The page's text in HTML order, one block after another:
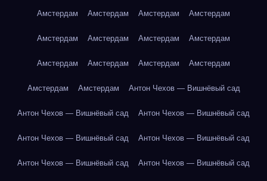
Амстердам Амстердам Амстердам Амстердам
Амстердам Амстердам Амстердам Амстердам
Амстердам Амстердам Амстердам Амстердам
Амстердам Амстердам Антон Чехов — Вишнёвый сад
Антон Чехов — Вишнёвый сад Антон Чехов — Вишнёвый сад
Антон Чехов — Вишнёвый сад Антон Чехов — Вишнёвый сад
Антон Чехов — Вишнёвый сад Антон Чехов — Вишнёвый сад